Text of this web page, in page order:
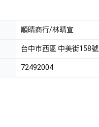
順晴商行/林晴宣
台中市西區 中美街158號
72492004